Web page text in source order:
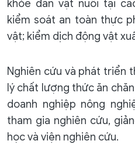
khỏe đàn vật nuôi tại
kiểm soát an toàn thực
vật; kiểm dịch động vật
Nghiên cứu và phát triển
lý chất lượng thức ăn
doanh nghiệp nông
tham gia nghiên cứu,
học và viện nghiên cứu.